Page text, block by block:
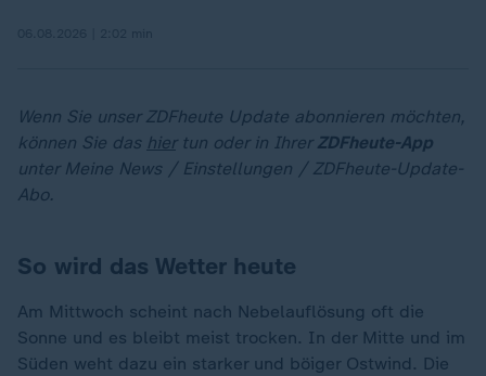
Wenn Sie unser ZDFheute Update abonnieren möchten,
können Sie das hiertun oder in Ihrer ZDFheute-App
unter Meine News / Einstellungen / ZDFheute-Update-
Abo.
So wird das Wetter heute
Am Mittwoch scheint nach Nebelauflösung oft die
Sonne und es bleibt meist trocken. In der Mitte und im
Süden weht dazu ein starker und böiger Ostwind. Die